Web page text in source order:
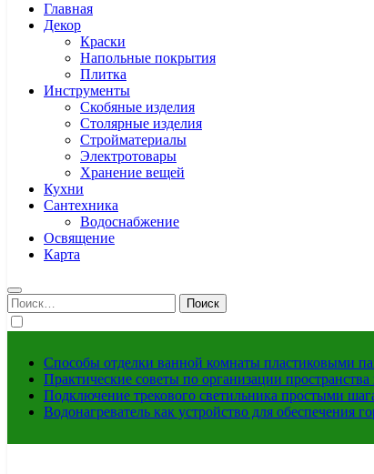
Главная
Декор
Краски
Напольные покрытия
Плитка
Инструменты
Скобяные изделия
Столярные изделия
Стройматериалы
Электротовары
Хранение вещей
Кухни
Сантехника
Водоснабжение
Освящение
Карта
Найти:
Способы отделки ванной комнаты пластиковыми
Практические советы по организации
Подключение трекового светильника простыми
Водонагреватель как устройство для обеспечения